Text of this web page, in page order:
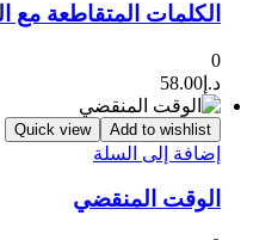
الكلمات المتقاطعة مع
0
د.إ 58.00
Add to wishlist
Quick view
إضافة إلى السلة
الوقت المنقضي